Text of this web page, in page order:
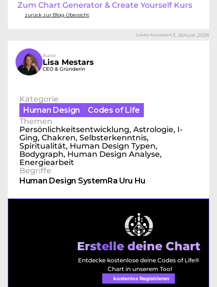
Zum Chart Generator & Create Yourself Kurs
zurück zur Blog-Übersicht
Zuletzt Aktualisiert:3. Januar 2026
Autor
Lisa Mestars
CEO & Gründerin
Kategorie
Human Design
Codes of Life
Themen
Persönlichkeitsentwicklung, Astrologie, I-
Ging, Chakren, Selbsterkenntnis,
Spiritualität, Human Design Typen,
Bodygraph, Human Design Analyse,
Energiearbeit
Begriffe
Human Design SystemRa Uru Hu
Erstelle deine Chart
Entdecke kostenlose deine Codes of Life®
Chart in unserem Tool
kostenlos Registrieren